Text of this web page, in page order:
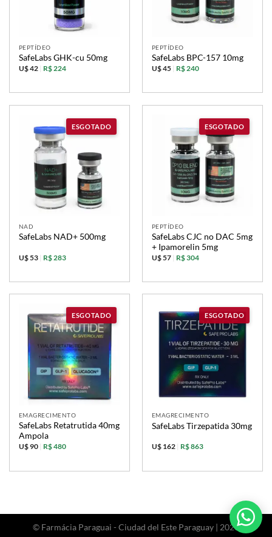
PEPTÍDEO
SafeLabs GHK-cu 50mg
U$ 42 R$ 224
PEPTÍDEO
SafeLabs BPC-157 10mg
U$ 45 R$ 240
NAD
SafeLabs NAD+ 500mg
U$ 53 R$ 283
PEPTÍDEO
SafeLabs CJC no DAC 5mg
+ Ipamorelin 5mg
U$ 57 R$ 304
EMAGRECIMENTO
SafeLabs Retatrutida 40mg
Ampola
U$ 90 R$ 480
EMAGRECIMENTO
SafeLabs Tirzepatida 30mg
U$ 162 R$ 863
© Farmácia Paraguai - Ciudad del Este Paraguay | 2026